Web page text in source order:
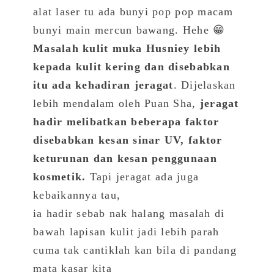
alat laser tu ada bunyi pop pop macam
bunyi main mercun bawang. Hehe 😁
Masalah kulit muka Husniey lebih
kepada kulit kering dan disebabkan
itu ada kehadiran jeragat. Dijelaskan
lebih mendalam oleh Puan Sha, jeragat
hadir melibatkan beberapa faktor
disebabkan kesan sinar UV, faktor
keturunan dan kesan penggunaan
kosmetik. Tapi jeragat ada juga
kebaikannya tau,
ia hadir sebab nak halang masalah di
bawah lapisan kulit jadi lebih parah
cuma tak cantiklah kan bila di pandang
mata kasar kita